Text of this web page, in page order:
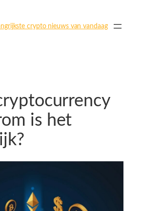
crypto nieuws van vandaag
is het